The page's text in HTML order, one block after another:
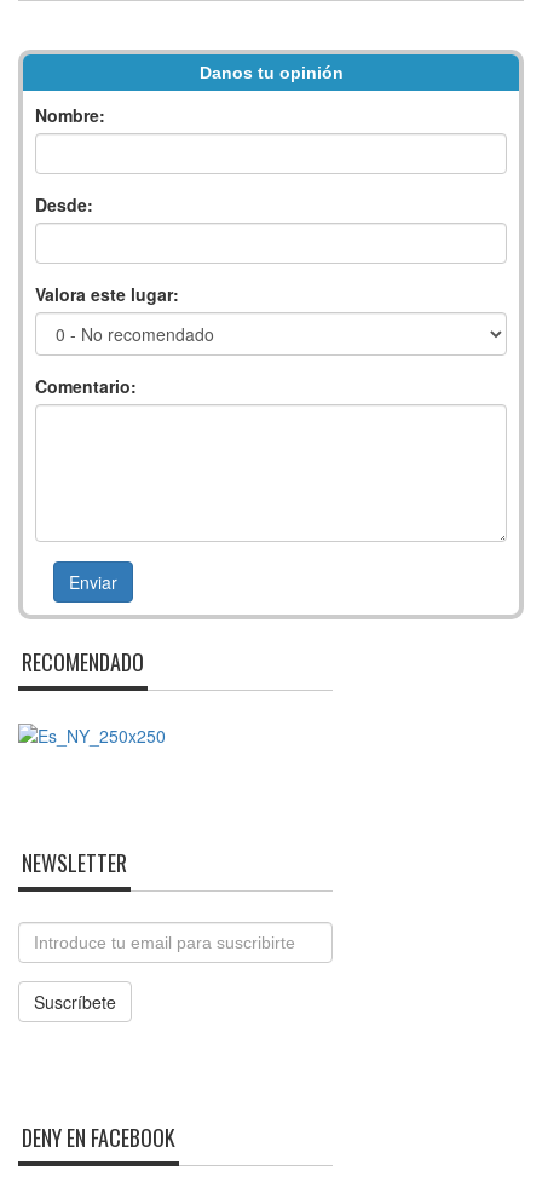
Danos tu opinión
Nombre:
Desde:
Valora este lugar:
Comentario:
RECOMENDADO
NEWSLETTER
Email
Suscríbete
DENY EN FACEBOOK